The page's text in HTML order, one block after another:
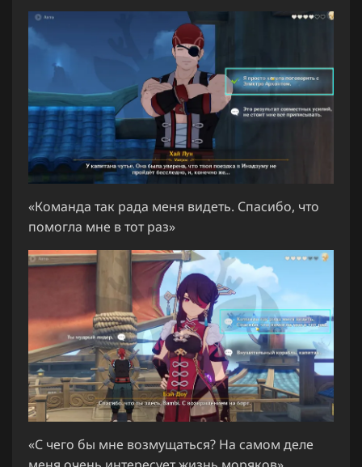
«Команда так рада меня видеть. Спасибо, что
помогла мне в тот раз»
«С чего бы мне возмущаться? На самом деле